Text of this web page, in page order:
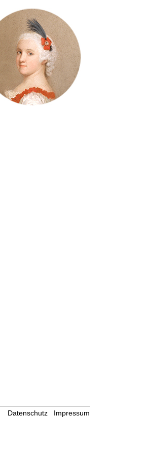
Datenschutz Impressum